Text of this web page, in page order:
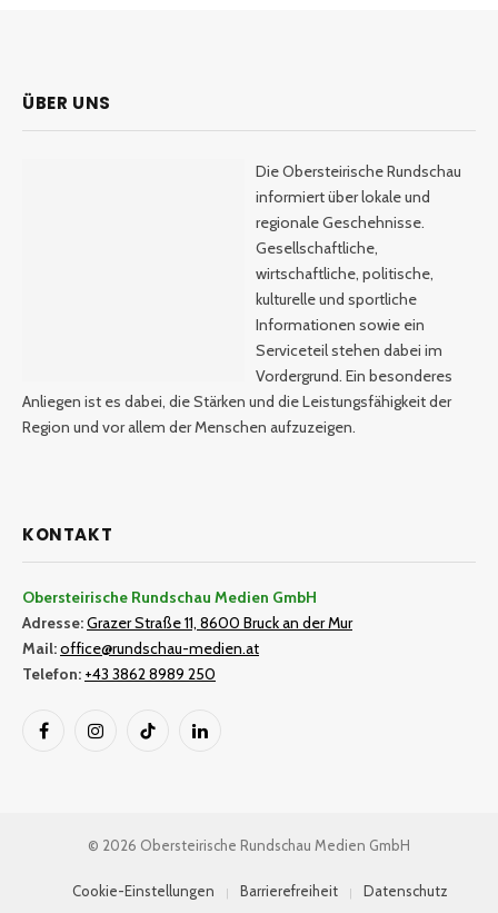
ÜBER UNS
Die Obersteirische Rundschau
informiert über lokale und
regionale Geschehnisse.
Gesellschaftliche,
wirtschaftliche, politische,
kulturelle und sportliche
Informationen sowie ein
Serviceteil stehen dabei im
Vordergrund. Ein besonderes
Anliegen ist es dabei, die Stärken und die Leistungsfähigkeit der
Region und vor allem der Menschen aufzuzeigen.
KONTAKT
Obersteirische Rundschau Medien GmbH
Adresse:Grazer Straße 11, 8600 Bruck an der Mur
Mail:office@rundschau-medien.at
Telefon: +43 3862 8989 250
FacebookInstagramTikTok LinkedIn
© 2026 Obersteirische Rundschau Medien GmbH
Cookie-Einstellungen Barrierefreiheit
Datenschutz